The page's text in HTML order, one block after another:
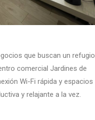
que buscan un refugio
comercial Jardines de
Wi-Fi rápida y espacios
y relajante a la vez.